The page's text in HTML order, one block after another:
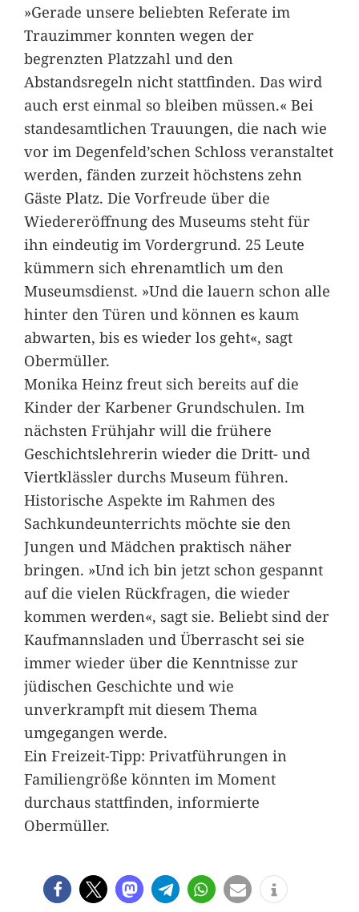
»Gerade unsere beliebten Referate im
Trauzimmer konnten wegen der
begrenzten Platzzahl und den
Abstandsregeln nicht stattfinden. Das wird
auch erst einmal so bleiben müssen.« Bei
standesamtlichen Trauungen, die nach wie
vor im Degenfeld’schen Schloss veranstaltet
werden, fänden zurzeit höchstens zehn
Gäste Platz. Die Vorfreude über die
Wiedereröffnung des Museums steht für
ihn eindeutig im Vordergrund. 25 Leute
kümmern sich ehrenamtlich um den
Museumsdienst. »Und die lauern schon alle
hinter den Türen und können es kaum
abwarten, bis es wieder los geht«, sagt
Obermüller.
Monika Heinz freut sich bereits auf die
Kinder der Karbener Grundschulen. Im
nächsten Frühjahr will die frühere
Geschichtslehrerin wieder die Dritt- und
Viertklässler durchs Museum führen.
Historische Aspekte im Rahmen des
Sachkundeunterrichts möchte sie den
Jungen und Mädchen praktisch näher
bringen. »Und ich bin jetzt schon gespannt
auf die vielen Rückfragen, die wieder
kommen werden«, sagt sie. Beliebt sind der
Kaufmannsladen und Überrascht sei sie
immer wieder über die Kenntnisse zur
jüdischen Geschichte und wie
unverkrampft mit diesem Thema
umgegangen werde.
Ein Freizeit-Tipp: Privatführungen in
Familiengröße könnten im Moment
durchaus stattfinden, informierte
Obermüller.